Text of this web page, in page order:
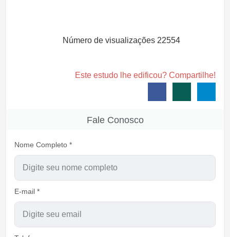
Número de visualizações 22554
Este estudo lhe edificou? Compartilhe!
Fale Conosco
Nome Completo *
E-mail *